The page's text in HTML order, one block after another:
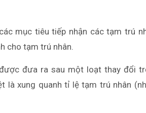
mục tiêu tiếp nhận các tạm trú
cho tạm trú nhân.
đưa ra sau một loạt thay đổi
là xung quanh tỉ lệ tạm trú nhân